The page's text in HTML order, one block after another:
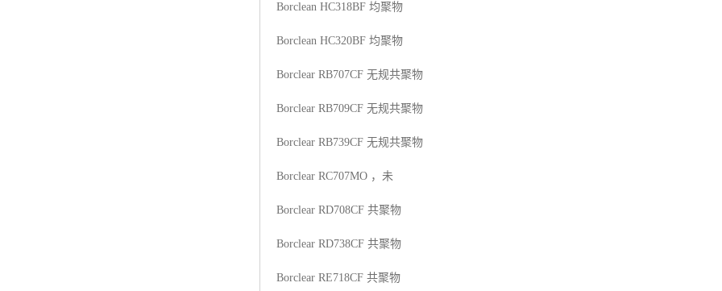
Borclean HC318BF 均聚物
Borclean HC320BF 均聚物
Borclear RB707CF 无规共聚物
Borclear RB709CF 无规共聚物
Borclear RB739CF 无规共聚物
Borclear RC707MO ，未
Borclear RD708CF 共聚物
Borclear RD738CF 共聚物
Borclear RE718CF 共聚物